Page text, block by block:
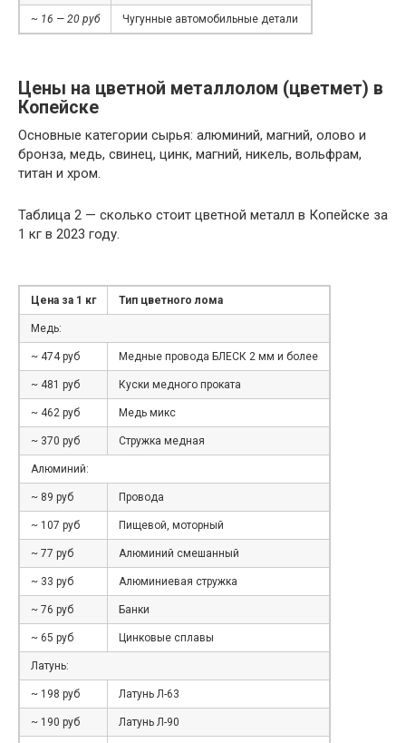
~ 16 — 20 руб Чугунные автомобильные детали
Цены на цветной металлолом (цветмет) в
Копейске
Основные категории сырья: алюминий, магний, олово и
бронза, медь, свинец, цинк, магний, никель, вольфрам,
титан и хром.
Таблица 2 — сколько стоит цветной металл в Копейске за
1 кг в 2023 году.
Цена за 1 кг Тип цветного лома
Медь:
~ 474 руб Медные провода БЛЕСК 2 мм и более
~ 481 руб Куски медного проката
~ 462 руб Медь микс
~ 370 руб Стружка медная
Алюминий:
~ 89 руб Провода
~ 107 руб Пищевой, моторный
~ 77 руб Алюминий смешанный
~ 33 руб Алюминиевая стружка
~ 76 руб Банки
~ 65 руб Цинковые сплавы
Латунь:
~ 198 руб Латунь Л-63
~ 190 руб Латунь Л-90